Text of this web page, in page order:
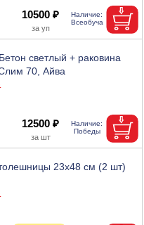
10500 ₽
светлый + раковина
70, Айва
12500 ₽
23х48 см (2 шт)